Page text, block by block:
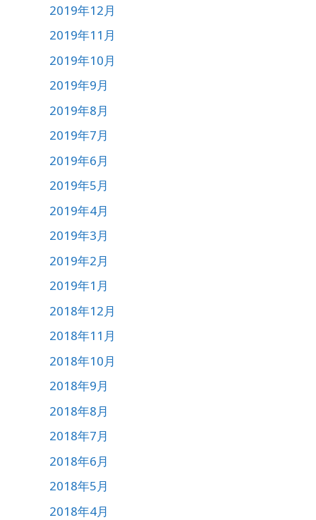
2019年12月
2019年11月
2019年10月
2019年9月
2019年8月
2019年7月
2019年6月
2019年5月
2019年4月
2019年3月
2019年2月
2019年1月
2018年12月
2018年11月
2018年10月
2018年9月
2018年8月
2018年7月
2018年6月
2018年5月
2018年4月